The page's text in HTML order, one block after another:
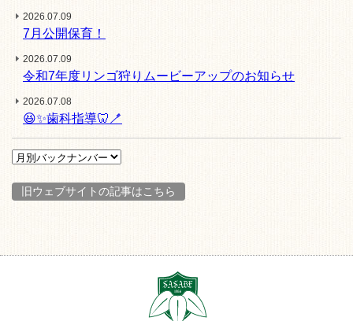
2026.07.09
7月公開保育！
2026.07.09
令和7年度リンゴ狩りムービーアップのお知らせ
2026.07.08
😆✨歯科指導🦷🪥
旧ウェブサイトの記事はこちら